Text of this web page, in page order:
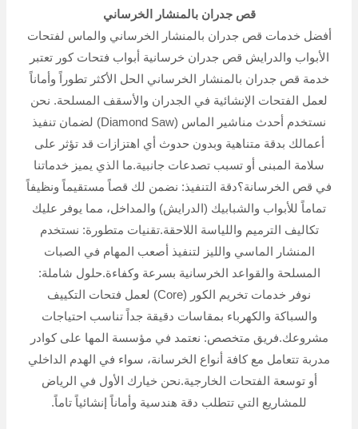
قص جدران بالمنشار الخرساني
أفضل خدمات قص جدران بالمنشار الخرساني والماس لفتحات
الأبواب والدرايش قص جدران خرسانية أبواب فتحات كور تعتبر
خدمة قص جدران بالمنشار الخرساني الحل الأكثر تطوراً وأماناً
لعمل الفتحات الإنشائية في الجدران والأسقف المسلحة. نحن
نستخدم أحدث مناشير الماس (Diamond Saw) لضمان تنفيذ
أعمالك بدقة متناهية وبدون حدوث أي اهتزازات قد تؤثر على
سلامة المبنى أو تسبب تصدعات جانبية.ما الذي يميز خدماتنا
في قص الخرسانة؟دقة التنفيذ: نضمن لك قصاً مستقيماً ونظيفاً
تماماً للأبواب والشبابيك (الدرايش) والمداخل، مما يوفر عليك
تكاليف الترميم واللياسة اللاحقة.تقنيات متطورة: نستخدم
المنشار الماسي والليز لتنفيذ أصعب المهام في الصبات
المسلحة والقواعد الخرسانية بسرعة وكفاءة.حلول شاملة:
نوفر خدمات تخريم الكور (Core) لعمل فتحات التكييف
والسباكة والكهرباء بمقاسات دقيقة جداً تناسب احتياجات
مشروعك.فريق متخصص: نعتمد في مؤسسة المها على كوادر
مدربة تتعامل مع كافة أنواع الخرسانة، سواء في الهدم الداخلي
أو توسعة الفتحات الخارجية.نحن خيارك الأول في الرياض
للمشاريع التي تتطلب دقة هندسية وأماناً إنشائياً تاماً.